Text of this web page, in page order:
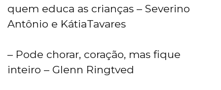
quem educa as crianças – Severino
Antônio e KátiaTavares
– Pode chorar, coração, mas fique
inteiro – Glenn Ringtved